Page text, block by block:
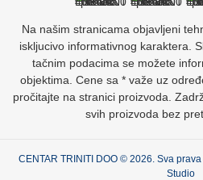
Na našim stranicama objavljeni
iskljucivo informativnog karaktera.
tačnim podacima se možete
objektima. Cene sa * važe uz
pročitajte na stranici proizvoda.
svih proizvoda bez
CENTAR TRINITI DOO © 2026. Sva
Studio